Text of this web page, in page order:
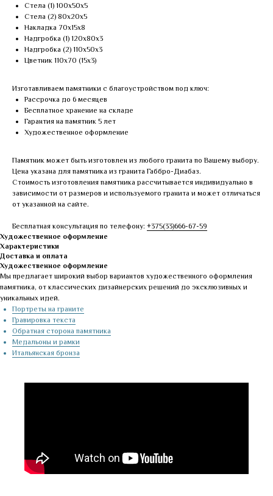
Стела (1) 100х50х5
Стела (2) 80х20х5
Накладка 70х15х8
Надгробка (1) 120х80х3
Надгробка (2) 110х50х3
Цветник 110х70 (15х3)
Изготавливаем памятники с благоустройством под ключ:
Рассрочка до 6 месяцев
Бесплатное хранение на складе
Гарантия на памятник 5 лет
Художественное оформление
Памятник может быть изготовлен из любого гранита по Вашему выбору.
Цена указана для памятника из гранита Габбро-Диабаз.
Стоимость изготовления памятника рассчитывается индивидуально в
зависимости от размеров и используемого гранита и может отличаться
от указанной на сайте.
Бесплатная консультация по телефону: +375(33)666-67-59
Художественное оформление
Характеристики
Доставка и оплата
Художественное оформление
Мы предлагает широкий выбор вариантов художественного оформления
памятника, от классических дизайнерских решений до эксклюзивных и
уникальных идей.
Портреты на граните
Гравировка текста
Обратная сторона памятника
Медальоны и рамки
Итальянская бронза